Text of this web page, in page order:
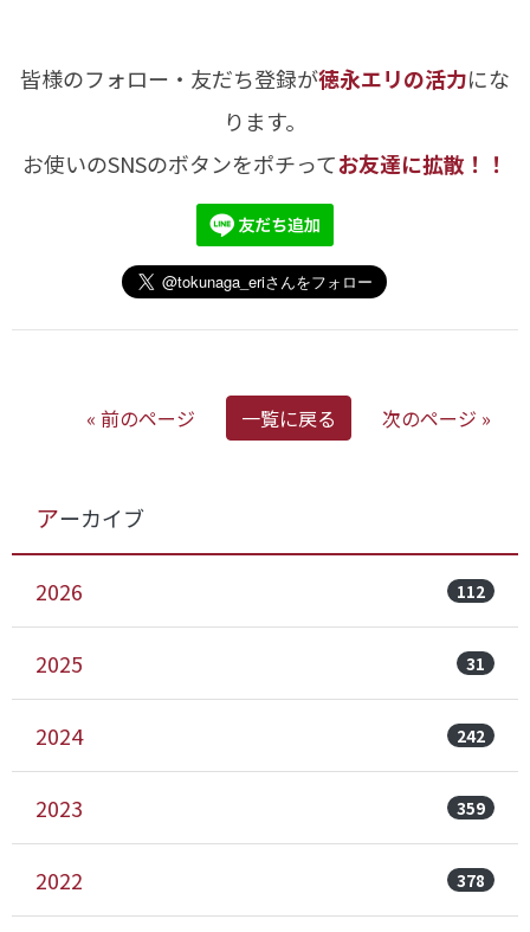
皆様のフォロー・友だち登録が徳永エリの活力にな
ります。
お使いのSNSのボタンをポチってお友達に拡散！！
« 前のページ 一覧に戻る 次のページ »
アーカイブ
2026 112
2025 31
2024 242
2023 359
2022 378